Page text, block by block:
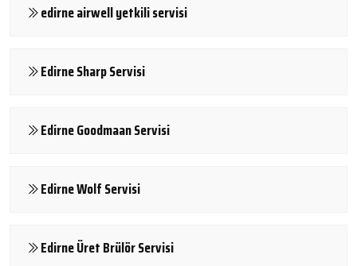
edirne airwell yetkili servisi
Edirne Sharp Servisi
Edirne Goodmaan Servisi
Edirne Wolf Servisi
Edirne Üret Brülör Servisi